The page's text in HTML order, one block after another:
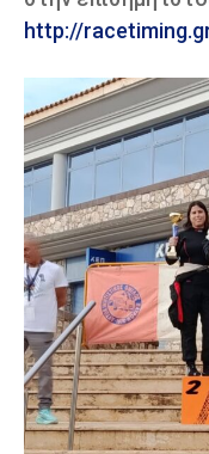
http://